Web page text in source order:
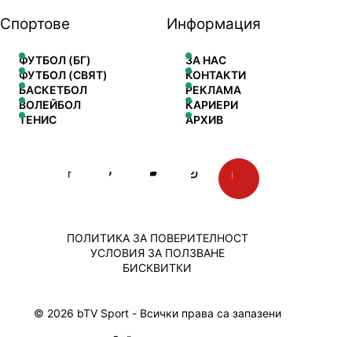
Спортове
ФУТБОЛ (БГ)
ФУТБОЛ (СВЯТ)
БАСКЕТБОЛ
ВОЛЕЙБОЛ
ТЕНИС
Информация
ЗА НАС
КОНТАКТИ
РЕКЛАМА
КАРИЕРИ
АРХИВ
© 2026 bTV Sport - Всички права са запазени
ПОЛИТИКА ЗА ПОВЕРИТЕЛНОСТ
УСЛОВИЯ ЗА ПОЛЗВАНЕ
БИСКВИТКИ